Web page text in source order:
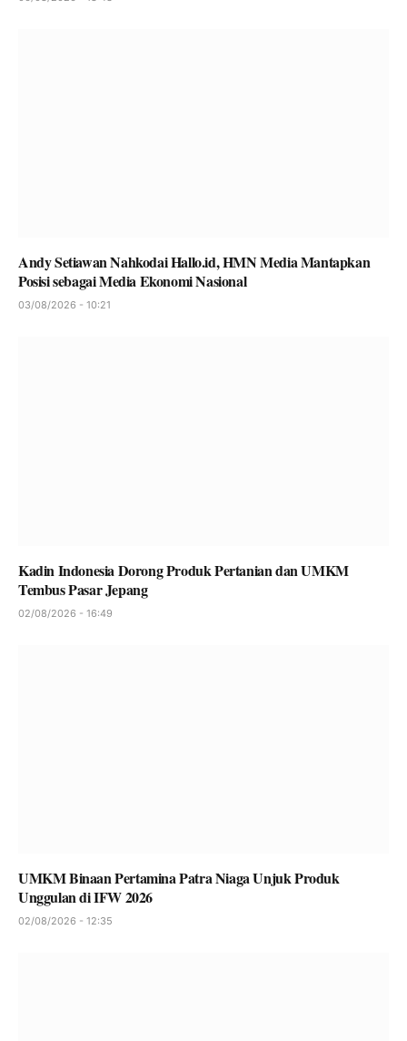
Andy Setiawan Nahkodai Hallo.id, HMN Media Mantapkan
Posisi sebagai Media Ekonomi Nasional
03/08/2026 - 10:21
Kadin Indonesia Dorong Produk Pertanian dan UMKM
Tembus Pasar Jepang
02/08/2026 - 16:49
UMKM Binaan Pertamina Patra Niaga Unjuk Produk
Unggulan di IFW 2026
02/08/2026 - 12:35